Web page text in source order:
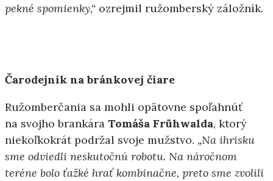
pekné spomienky,“ ozrejmil ružomberský záložník.
Čarodejník na bránkovej čiare
Ružomberčania sa mohli opätovne spoľahnúť
na svojho brankára Tomáša Frühwalda, ktorý
niekoľkokrát podržal svoje mužstvo. „Na ihrisku
sme odviedli neskutočnú robotu. Na náročnom
teréne bolo ťažké hrať kombinačne, preto sme zvolili